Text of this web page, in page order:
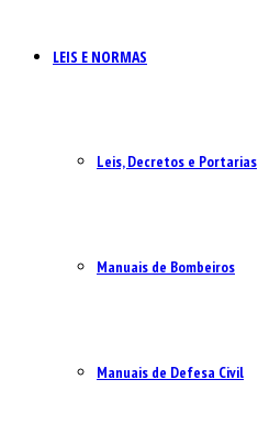
LEIS E NORMAS
Leis, Decretos e Portarias
Manuais de Bombeiros
Manuais de Defesa Civil